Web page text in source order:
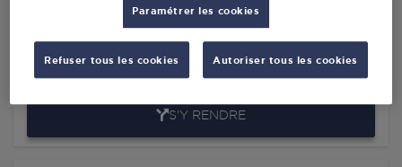
RELAIS DU TREMBLAY CHAMPIGNY SUR
114 AVENUE DU GENERAL DE GAULLE
94500
CHAMPIGNY SUR MARNE
S'Y RENDRE
Paramétrer les cookies
Refuser tous les cookies Autoriser tous les cookies